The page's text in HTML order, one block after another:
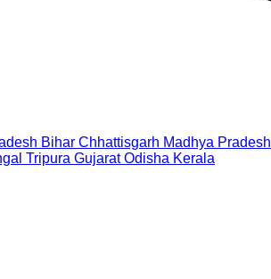
Bihar Chhattisgarh Madhya Pradesh
Tripura Gujarat Odisha Kerala